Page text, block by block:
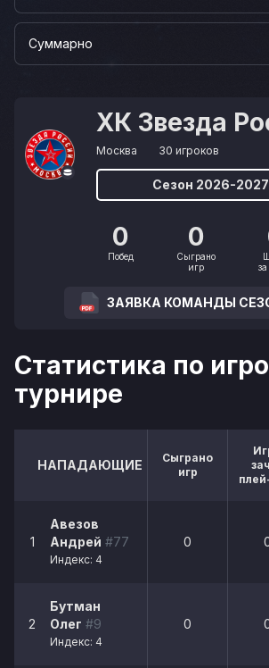
Суммарно
ХК Звезда
Москва 30 игроков
Сезон 2026-2027
0
Побед
0
Сыграно
игр
за
ЗАЯВКА КОМАНДЫ
Статистика по
турнире
НАПАДАЮЩИЕ
Сыграно
игр
1
Авезов
Андрей #77
Индекс: 4
0
2
Бутман
Олег #9
Индекс: 4
0